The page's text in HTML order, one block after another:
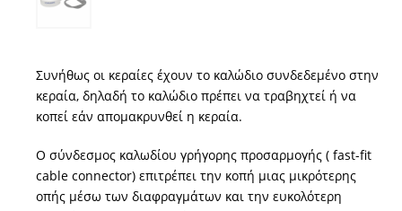
Συνήθως οι κεραίες έχουν το καλώδιο συνδεδεμένο στην
κεραία, δηλαδή το καλώδιο πρέπει να τραβηχτεί ή να
κοπεί εάν απομακρυνθεί η κεραία.
Ο σύνδεσμος καλωδίου γρήγορης προσαρμογής ( fast-fit
cable connector) επιτρέπει την κοπή μιας μικρότερης
οπής μέσω των διαφραγμάτων και την ευκολότερη